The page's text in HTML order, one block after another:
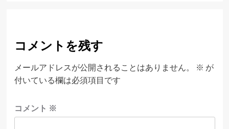
コメントを残す
メールアドレスが公開されることはありません。 ※ が
付いている欄は必須項目です
コメント ※